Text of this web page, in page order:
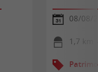
08/08/
1,7 km